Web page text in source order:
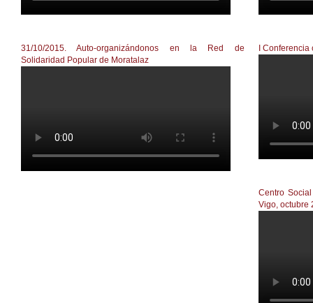
31/10/2015. Auto-organizándonos en la Red de
Solidaridad Popular de Moratalaz
I
Centro
Vigo, octubre